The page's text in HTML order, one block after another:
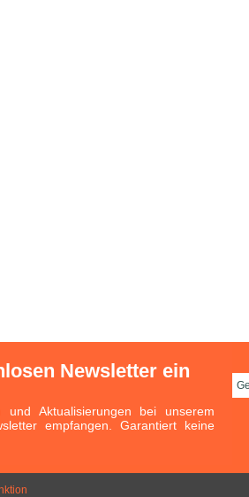
Newsletter ein
Aktualisierungen bei unserem
empfangen. Garantiert keine